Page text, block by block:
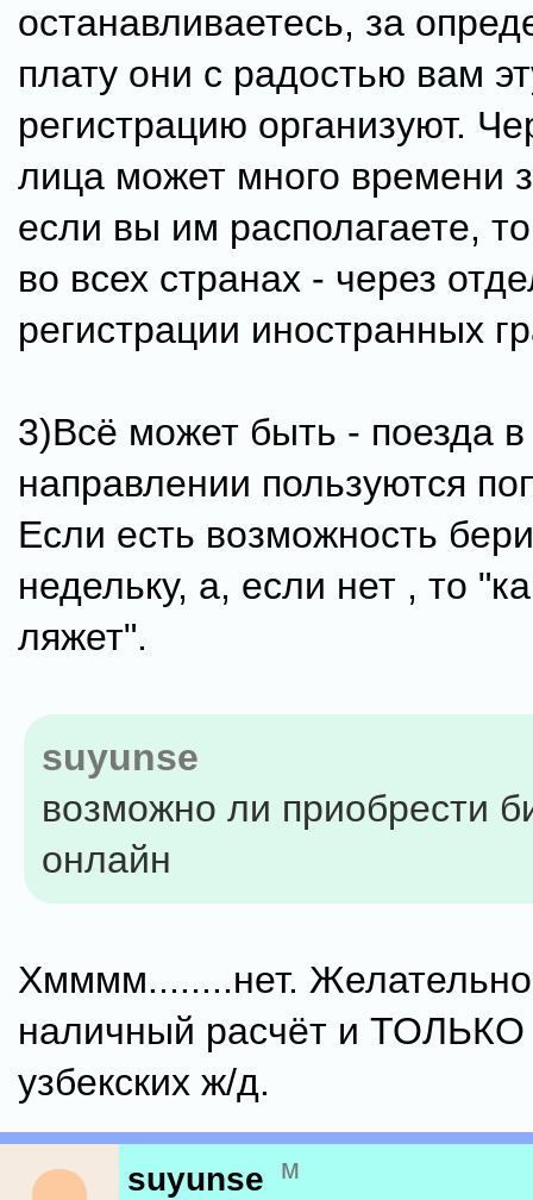
останавливаетесь, за
плату они с радостью вам
регистрацию организуют.
лица может много времени
если вы им располагаете,
во всех странах - через
регистрации иностранных
3)Всё может быть - поезда
направлении пользуются
Если есть возможность
недельку, а, если нет , то
ляжет".
suyunse
возможно ли приобрести
онлайн
Хмммм........нет.
наличный расчёт и ТОЛЬКО
узбекских ж/д.
suyunse м